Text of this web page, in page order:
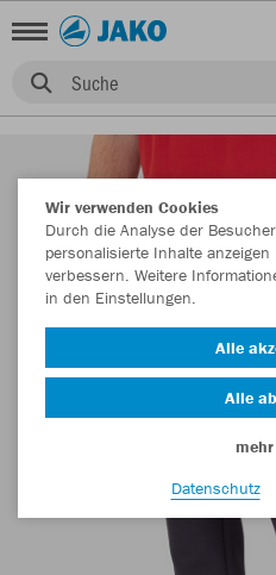
Suche
Wir verwenden Cookies
Durch die Analyse der
personalisierte Inhalte
verbessern. Weitere
in den Einstellungen.
Alle
Alle
Datenschutz